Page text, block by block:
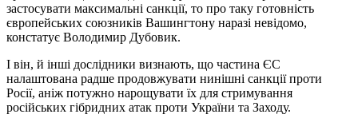
застосувати максимальні санкції, то про таку готовність
європейських союзників Вашингтону наразі невідомо,
констатує Володимир Дубовик.
І він, й інші дослідники визнають, що частина ЄС
налаштована радше продовжувати нинішні санкції проти
Росії, аніж потужно нарощувати їх для стримування
російських гібридних атак проти України та Заходу.